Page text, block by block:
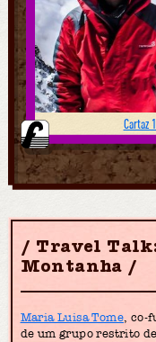
Cartaz
Travel
Montanha
Maria Luisa Tome, co-
de um grupo restrito